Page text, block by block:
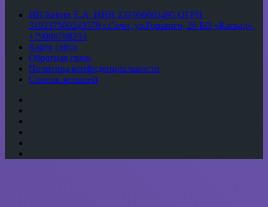
ИП Кекин Е.А. ИНН 231900603495 ОГРН
319237500243579 г.Сочи, ул.Горького, 26 БЦ «Каскад».
+79086788293
Карта сайта
Обратная связь
Политика конфиденциальности
Список желаний